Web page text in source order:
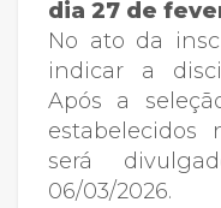
dia 27 de
No ato da
indicar a
Após a
estabelecidos
será
06/03/2026.